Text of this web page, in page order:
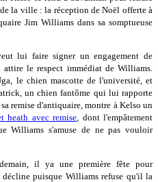
la ville : la réception de Noël offerte à
Jim Williams dans sa somptueuse
lui faire signer un engagement de
le respect immédiat de Williams.
le chien mascotte de l'université, et
un chien fantôme qui lui rapporte
remise d'antiquaire, montre à Kelso un
heath avec remise, dont l'empâtement
Williams s'amuse de ne pas vouloir
il ya une première fête pour
puisque Williams refuse qu'il la